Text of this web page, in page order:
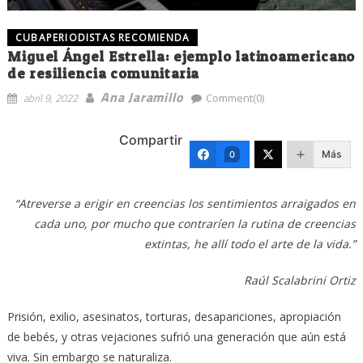
CUBAPERIODISTAS RECOMIENDA
Miguel Ángel Estrella: ejemplo latinoamericano
de resiliencia comunitaria
abril 9, 2022 Ana Jaramillo Comment(0)
Compartir
0 Más
“Atreverse a erigir en creencias los sentimientos arraigados en
cada uno, por mucho que contraríen la rutina de creencias
extintas, he allí todo el arte de la vida.”
Raúl Scalabrini Ortiz
Prisión, exilio, asesinatos, torturas, desapariciones, apropiación
de bebés, y otras vejaciones sufrió una generación que aún está
viva. Sin embargo se naturaliza.